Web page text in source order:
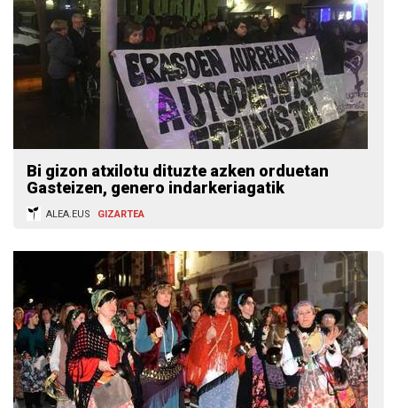
Bi gizon atxilotu dituzte azken orduetan
Gasteizen, genero indarkeriagatik
ALEA.EUS GIZARTEA